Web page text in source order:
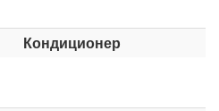
Кондиционер